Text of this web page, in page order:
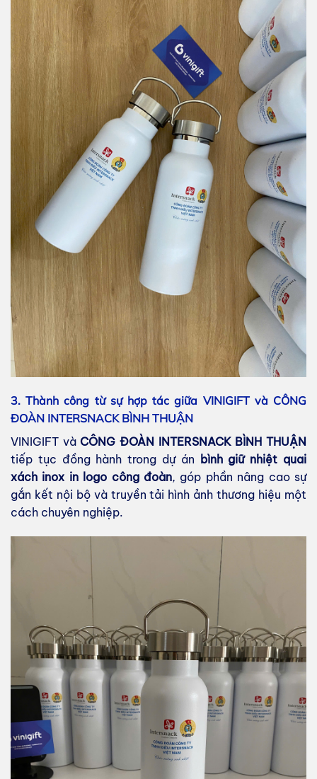
3.Thành công từ sự hợp tác giữa VINIGIFT và CÔNG
ĐOÀN INTERSNACK BÌNH THUẬN
VINIGIFT vàCÔNG ĐOÀN INTERSNACK BÌNH THUẬN
tiếp tục đồng hành trong dự án bình giữ nhiệt quai
xách inox in logo công đoàn, góp phần nâng cao sự
gắn kết nội bộ và truyền tải hình ảnh thương hiệu một
cách chuyên nghiệp.